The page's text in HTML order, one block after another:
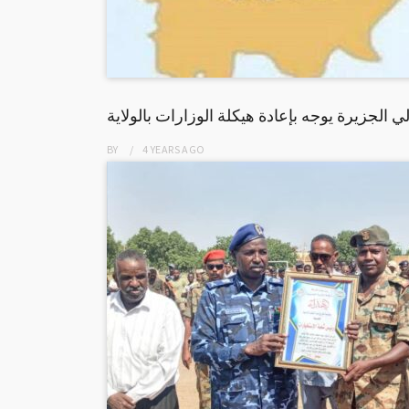
الجزيرة يوجه بإعادة هيكلة الوزارات بالولاية
BY 4 YEARSAGO